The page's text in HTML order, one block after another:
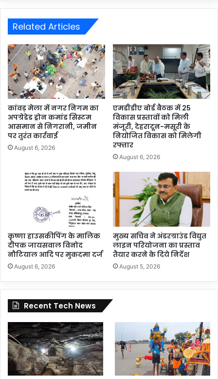
Related Articles
कांवड़ मेला में नगर निगम का
अपग्रेडेड ड्रोन कमांड सिस्टम
आसमान से निगरानी, जमीन
पर तुरंत कार्रवाई
August 6, 2026
एमडीडीए बोर्ड बैठक में 25
विकास प्रस्तावों को मिली
मंजूरी, देहरादून-मसूरी के
नियोजित विकास को मिलेगी
रफ्तार
August 6, 2026
कृष्णा हाउसकीपिंग के मालिक
दीपक जायसवाल विनोद
नौटियाल आदि पर मुकदमा दर्ज
August 6, 2026
मुख्य सचिव ने अंडरग्राउंड विद्युत
लाइन परियोजना का प्रस्ताव
तैयार करने के दिये निर्देश
August 5, 2026
Recent Tech News